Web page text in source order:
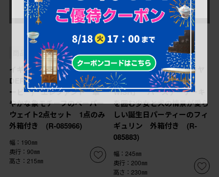
¥35,200 (税込)
商品番号 R-085966
イギリス ROYAL CROWN
DERBY(ロイヤルクラウンダ
ービー) エレファント 華
やかな象モチーフのペーパー
ウェイト2点セット 1点のみ
外箱付き (R-085966)
幅：190㎜
奥行：90㎜
高さ：215㎜
¥48,400 (税込)
商品番号 R-085883
スペイン製 LLADRO(リヤ
ドロ) 「MAKING A
WISH」 バースデーケーキ
を囲む少女と犬の情景が愛ら
しい誕生日パーティーのフィ
ギュリン 外箱付き (R-
085883)
幅：245㎜
奥行：200㎜
高さ：230㎜